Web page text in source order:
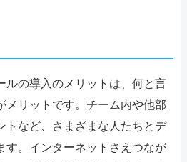
ルの導入のメリットは、何と言
メリットです。チーム内や他部
トなど、さまざまな人たちとデ
す。インターネットさえつなが